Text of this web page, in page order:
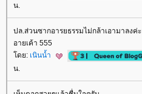
น.
ปล.ส่วนซากอารยธรรมไม่กล้าเอามาลงค่ะ
อายเค้า 555
ดย: เนินน้ำ
น.